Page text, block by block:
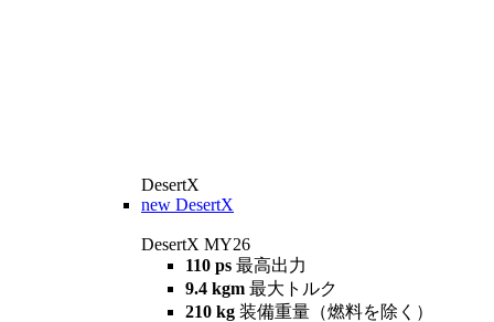
DesertX
new DesertX
DesertX MY26
110 ps 最高出力
9.4 kgm 最大トルク
210 kg 装備重量（燃料を除く）